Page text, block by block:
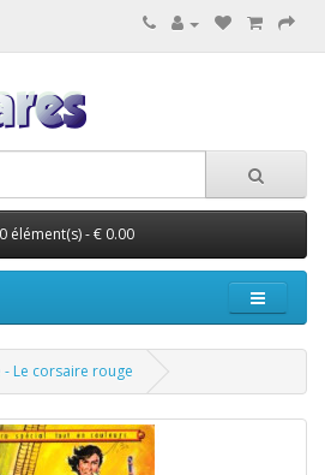
0 élément(s) - € 0.00
Le corsaire rouge